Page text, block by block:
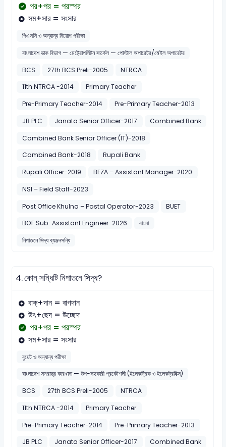
পর+পর = পরস্পর
সম+সার = সংসার
পিএসসি ও অন্যান্য নিয়োগ পরীক্ষা
বাংলাদেশ ডাক বিভাগ — মেট্রোপলিটন সার্কেল — পোস্টাল অপারেটর/মেইল অপারেটর
BCS
27th BCS Preli-2005
NTRCA
11th NTRCA -2014
Primary Teacher
Pre-Primary Teacher-2014
Pre-Primary Teacher-2013
JB PLC
Janata Senior Officer-2017
Combined Bank
Combined Bank Senior Officer (IT)-2018
Combined Bank-2018
Rupali Bank
Rupali Officer-2019
BEZA – Assistant Manager-2020
NSI – Field Staff-2023
Post Office Khulna – Postal Operator-2023
BUET
BOF Sub-Assistant Engineer-2026
বাংলা
নিপাতনে সিদ্ধ ব্যঞ্জনসন্ধি
4.কোন্ সন্ধিটি নিপাতনে সিদ্ধ?
বাক্+দান = বাগদান
উৎ+ছেদ = উচ্ছেদ
পর+পর = পরস্পর
সম+সার = সংসার
বুয়েট ও অন্যান্য পরীক্ষা
বাংলাদেশ সমরাস্ত্র কারখানা — উপ-সহকারী প্রকৌশলী (ইলেকট্রিক ও ইলেকট্রনিক্স)
BCS
27th BCS Preli-2005
NTRCA
11th NTRCA -2014
Primary Teacher
Pre-Primary Teacher-2014
Pre-Primary Teacher-2013
JB PLC
Janata Senior Officer-2017
Combined Bank